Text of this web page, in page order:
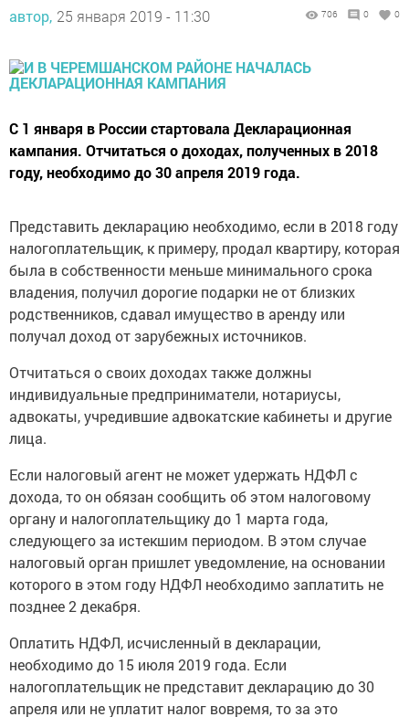
автор, 25 января 2019 - 11:30 706 0 0
С 1 января в России стартовала Декларационная
кампания. Отчитаться о доходах, полученных в 2018
году, необходимо до 30 апреля 2019 года.
Представить декларацию необходимо, если в 2018 году
налогоплательщик, к примеру, продал квартиру, которая
была в собственности меньше минимального срока
владения, получил дорогие подарки не от близких
родственников, сдавал имущество в аренду или
получал доход от зарубежных источников.
Отчитаться о своих доходах также должны
индивидуальные предприниматели, нотариусы,
адвокаты, учредившие адвокатские кабинеты и другие
лица.
Если налоговый агент не может удержать НДФЛ с
дохода, то он обязан сообщить об этом налоговому
органу и налогоплательщику до 1 марта года,
следующего за истекшим периодом. В этом случае
налоговый орган пришлет уведомление, на основании
которого в этом году НДФЛ необходимо заплатить не
позднее 2 декабря.
Оплатить НДФЛ, исчисленный в декларации,
необходимо до 15 июля 2019 года. Если
налогоплательщик не представит декларацию до 30
апреля или не уплатит налог вовремя, то за это